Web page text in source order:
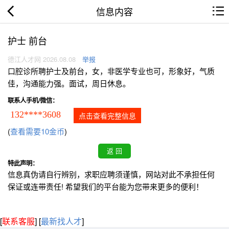
信息内容
护士 前台
德江人才网 2026.08.08 举报
口腔诊所聘护士及前台，女，非医学专业也可，形象好，气质
佳，沟通能力强。面试，周日休息。
联系人手机/微信：
132****3608 点击查看完整信息
(查看需要10金币)
特此声明：
信息真伪请自行辨别，求职应聘须谨慎，网站对此不承担任何
保证或连带责任! 希望我们的平台能为您带来更多的便利！
[联系客服] [最新找人才]